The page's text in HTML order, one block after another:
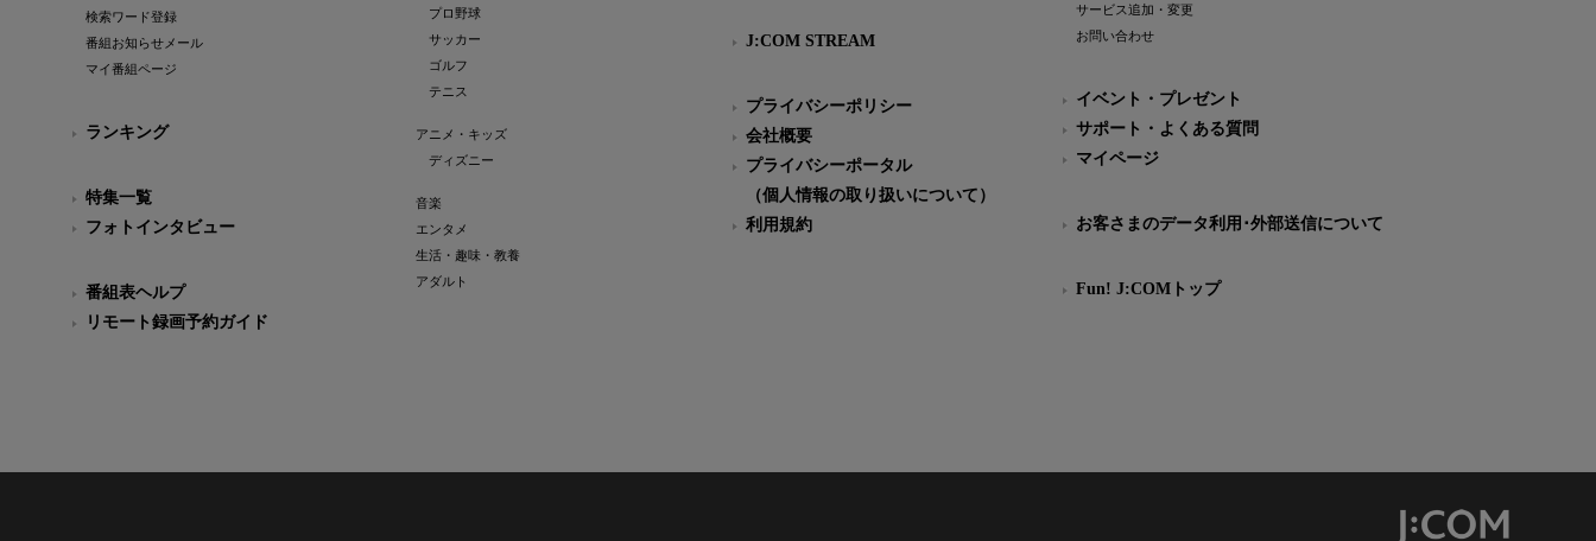
検索ワード登録
番組お知らせメール
マイ番組ページ
ランキング
特集一覧
フォトインタビュー
番組表ヘルプ
リモート録画予約ガイド
プロ野球
サッカー
ゴルフ
テニス
アニメ・キッズ
ディズニー
音楽
エンタメ
生活・趣味・教養
アダルト
J:COM STREAM
プライバシーポリシー
会社概要
プライバシーポータル
（個人情報の取り扱いについて）
利用規約
サービス追加・変更
お問い合わせ
イベント・プレゼント
サポート・よくある質問
マイページ
お客さまのデータ利用･外部送信について
Fun! J:COMトップ